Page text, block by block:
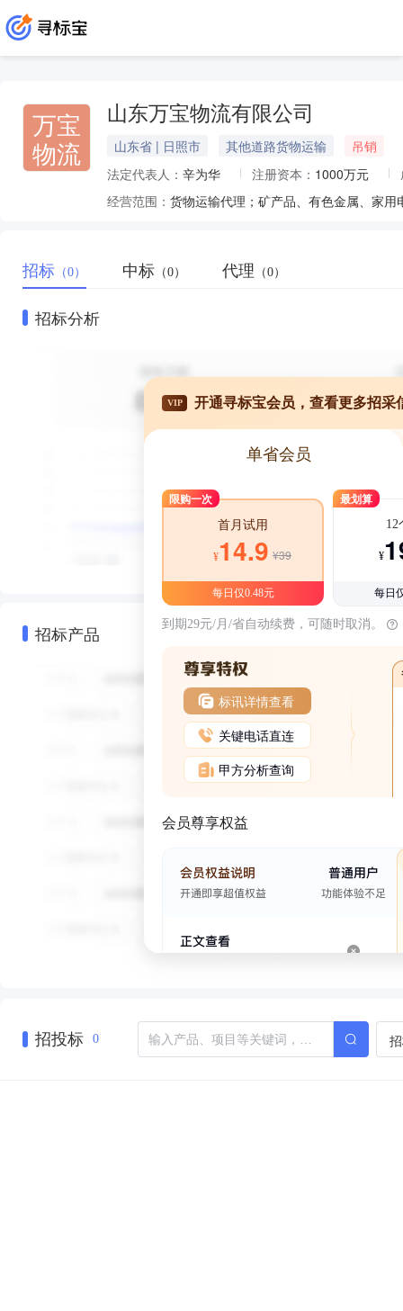
万宝
物流
山东万宝物流有限公司
山东省 | 日照市 其他道路货物运输
吊销
法定代表人： 辛为华 注册资本： 1000万元
经营范围：
招标 （0） 中标 （0） 代理 （0）
招标分析
招标产品
VIP 开通寻标宝会员，查看更多招采
单省会员
限购一次
首月试用
¥14.9 ¥39
每日仅0.48元
最划算
12
¥
每日
到期29元/月/省自动续费，可随时取消。
标讯详情查看
关键电话直连
甲方分析查询
会员尊享权益
招投标 0